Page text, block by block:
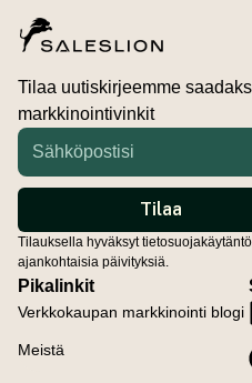
Tilaa uutiskirjeemme
markkinointivinkit
Tilauksella hyväksyt
ajankohtaisia päivityksiä.
Pikalinkit
Verkkokaupan markkinointi blogi
Meistä